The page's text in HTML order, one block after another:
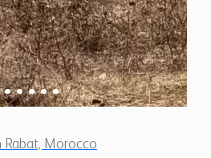
Rabat, Morocco